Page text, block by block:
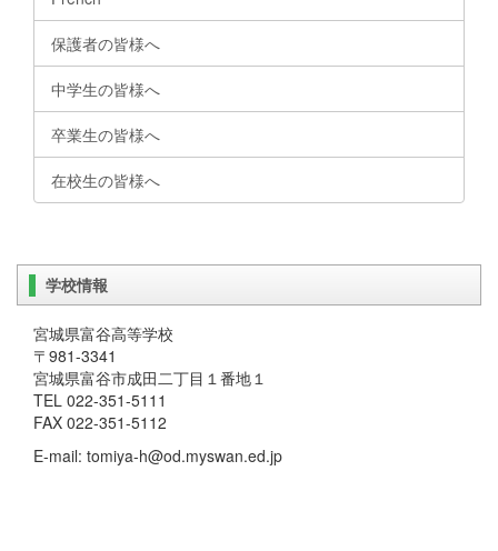
保護者の皆様へ
中学生の皆様へ
卒業生の皆様へ
在校生の皆様へ
学校情報
宮城県富谷高等学校
〒981-3341
宮城県富谷市成田二丁目１番地１
TEL 022-351-5111
FAX 022-351-5112
E-mail: tomiya-h@od.myswan.ed.jp